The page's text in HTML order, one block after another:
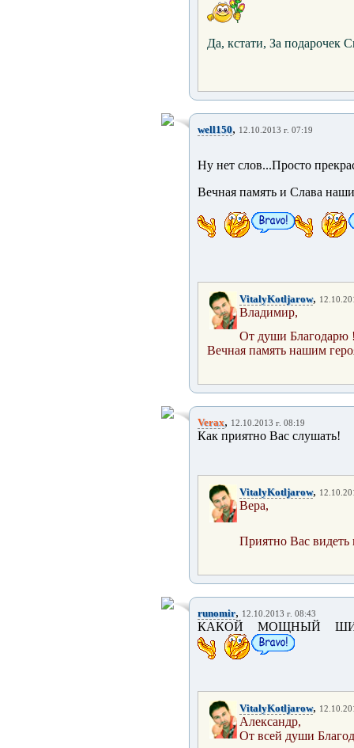
Да, кстати, За подарочек
well150, 12.10.2013 г. 07:19
Ну нет слов...Просто
Вечная память и Слава
VitalyKotljarow,
Владимир,
От души Благодарю
Вечная память нашим
Verax, 12.10.2013 г. 08:19
Как приятно Вас слушать!
VitalyKotljarow,
Вера,
Приятно Вас
runomir, 12.10.2013 г. 08:43
КАКОЙ МОЩНЫЙ
VitalyKotljarow,
Александр,
От всей души